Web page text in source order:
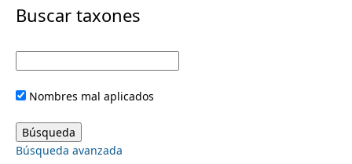
i
m
r
y
n
Buscar taxones
Nombres mal aplicados
Búsqueda avanzada
Pittosporaceae
Platanaceae
Poaceae
Achnatherum
Acroceras